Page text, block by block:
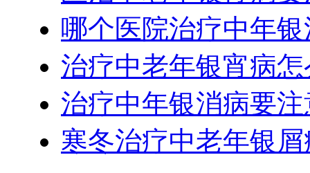
哪个医院治疗中年
治疗中老年银宵病
治疗中年银消病要
寒冬治疗中老年银